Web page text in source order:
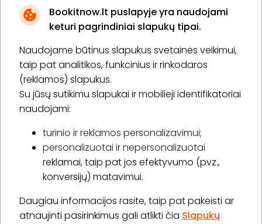
Bookitnow.lt puslapyje yra naudojami
keturi pagrindiniai slapukų tipai.
Naudojame būtinus slapukus svetainės veikimui,
taip pat analitikos, funkcinius ir rinkodaros
(reklamos) slapukus.
Su jūsų sutikimu slapukai ir mobilieji identifikatoriai
naudojami:
turinio ir reklamos personalizavimui;
personalizuotai ir nepersonalizuotai
reklamai, taip pat jos efektyvumo (pvz.,
konversijų) matavimui.
Daugiau informacijos rasite, taip pat pakeisti ar
atnaujinti pasirinkimus gali atlikti čia Slapukų
* Susipažinau su privatumo politika
Prenumeruoti
Apie „BookitNow“
Informacija
„GERA DOVANA“ GRUPĖ